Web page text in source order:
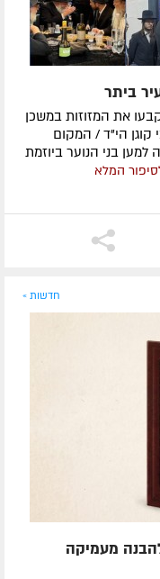
ביתר
את המזוזות במשכן
הי"ד / המקום
למען בני הנוער ביוזמת
המלא
חדשות »
מעמיקה